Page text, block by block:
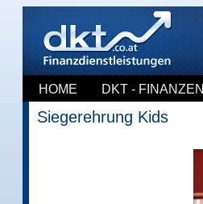
HOME DKT - FINANZEN
Siegerehrung Kids